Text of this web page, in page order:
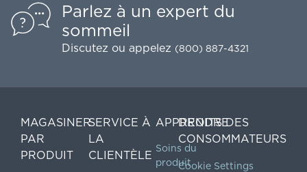
Parlez à un expert du
sommeil
Discutez ou appelez (800) 887-4321
MAGASINER
PAR
PRODUIT
SERVICE À
LA
CLIENTÈLE
APPRENDRE
Soins du
produit
DROITS DES
CONSOMMATEURS
Cookie Settings